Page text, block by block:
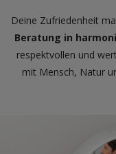
Deine Zufriedenheit
Beratung in
respektvollen und
mit Mensch, Natur